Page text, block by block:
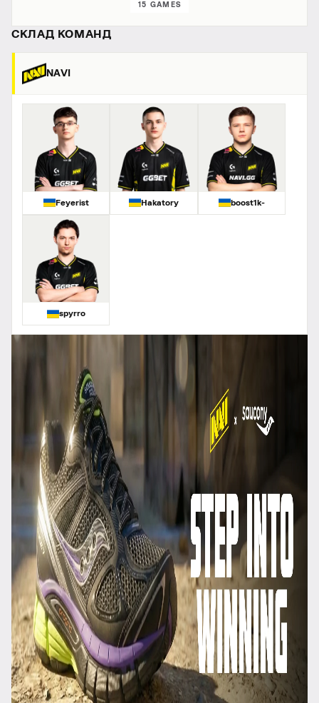
15 GAMES
СКЛАД КОМАНД
NAVI
Feyerist Hakatory boost1k-
spyrro